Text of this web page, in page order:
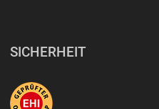
SICHERHEIT